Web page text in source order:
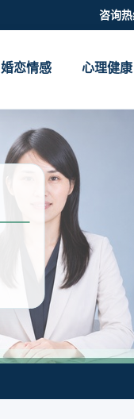
咨询
婚恋情感 心理健康